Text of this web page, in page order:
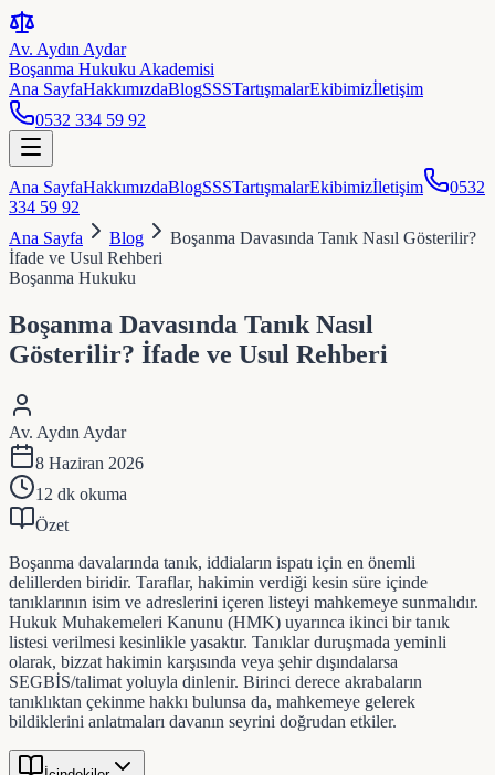
Av. Aydın Aydar
Boşanma Hukuku Akademisi
Ana SayfaHakkımızdaBlogSSSTartışmalarEkibimizİletişim
0532 334 59 92
Ana SayfaHakkımızdaBlogSSSTartışmalarEkibimizİletişim
0532
334 59 92
Ana Sayfa
Blog
Boşanma Davasında Tanık Nasıl Gösterilir?
İfade ve Usul Rehberi
Boşanma Hukuku
Boşanma Davasında Tanık Nasıl
Gösterilir? İfade ve Usul Rehberi
Av. Aydın Aydar
8 Haziran 2026
12 dk okuma
Özet
Boşanma davalarında tanık, iddiaların ispatı için en önemli
delillerden biridir. Taraflar, hakimin verdiği kesin süre içinde
tanıklarının isim ve adreslerini içeren listeyi mahkemeye sunmalıdır.
Hukuk Muhakemeleri Kanunu (HMK) uyarınca ikinci bir tanık
listesi verilmesi kesinlikle yasaktır. Tanıklar duruşmada yeminli
olarak, bizzat hakimin karşısında veya şehir dışındalarsa
SEGBİS/talimat yoluyla dinlenir. Birinci derece akrabaların
tanıklıktan çekinme hakkı bulunsa da, mahkemeye gelerek
bildiklerini anlatmaları davanın seyrini doğrudan etkiler.